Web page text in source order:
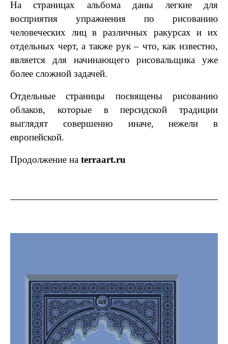
На страницах альбома даны легкие для
восприятия упражнения по рисованию
человеческих лиц в различных ракурсах и их
отдельных черт, а также рук – что, как известно,
является для начинающего рисовальщика уже
более сложной задачей.
Отдельные страницы посвящены рисованию
облаков, которые в персидской традиции
выглядят совершенно иначе, нежели в
европейской.
Продолжение на terraart.ru